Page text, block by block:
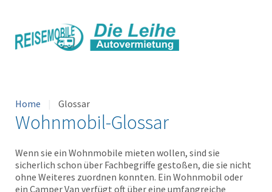
Home Glossar
Wohnmobil-Glossar
Wenn sie ein Wohnmobile mieten wollen, sind sie
sicherlich schon über Fachbegriffe gestoßen, die sie nicht
ohne Weiteres zuordnen konnten. Ein Wohnmobil oder
ein Camper Van verfügt oft über eine umfangreiche